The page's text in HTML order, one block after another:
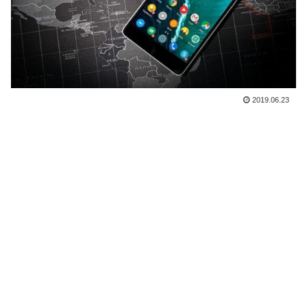
2019.06.23